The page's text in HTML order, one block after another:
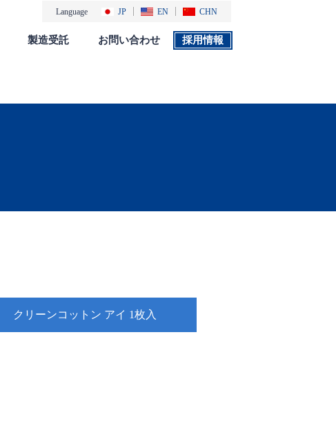
Language JP EN CHN
製造受託 お問い合わせ 採用情報
クリーンコットン アイ 1枚入